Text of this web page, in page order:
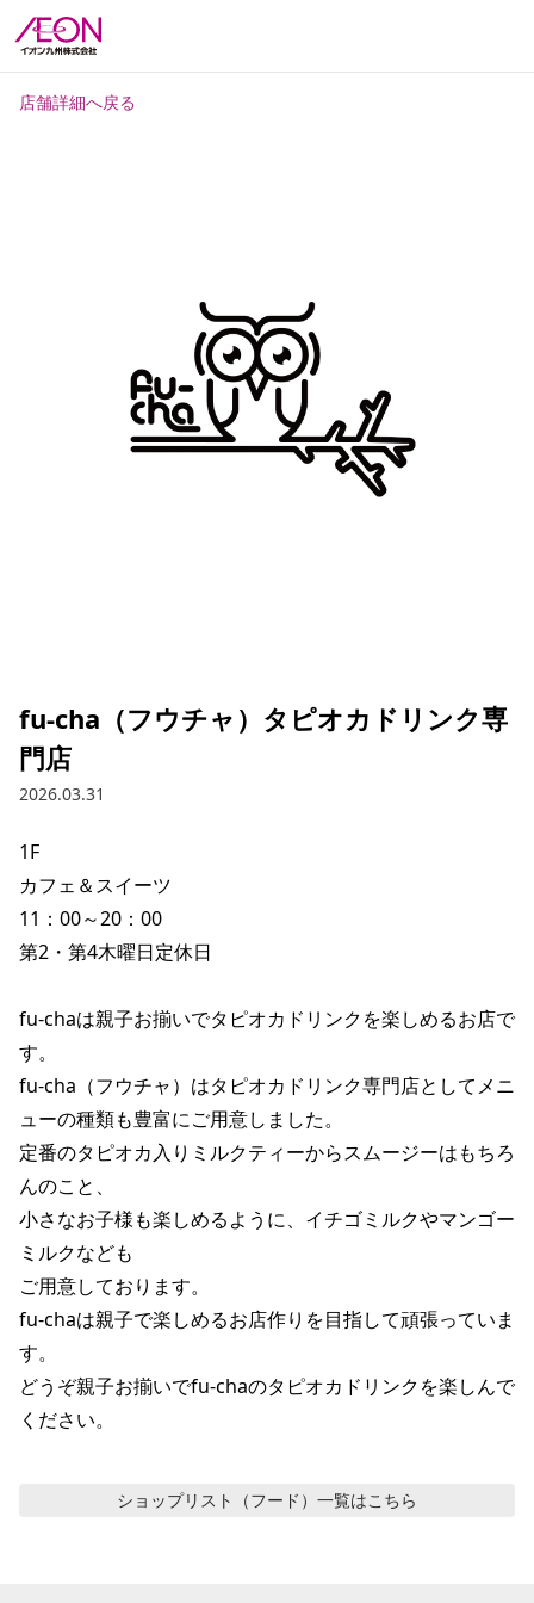
店舗詳細へ戻る
fu-cha（フウチャ）タピオカドリンク専
門店
2026.03.31
1F
カフェ＆スイーツ
11：00～20：00
第2・第4木曜日定休日
fu-chaは親子お揃いでタピオカドリンクを楽しめるお店で
す。
fu-cha（フウチャ）はタピオカドリンク専門店としてメニ
ューの種類も豊富にご用意しました。
定番のタピオカ入りミルクティーからスムージーはもちろ
んのこと、
小さなお子様も楽しめるように、イチゴミルクやマンゴー
ミルクなども
ご用意しております。
fu-chaは親子で楽しめるお店作りを目指して頑張っていま
す。
どうぞ親子お揃いでfu-chaのタピオカドリンクを楽しんで
ください。
ショップリスト（フード） 一覧はこちら